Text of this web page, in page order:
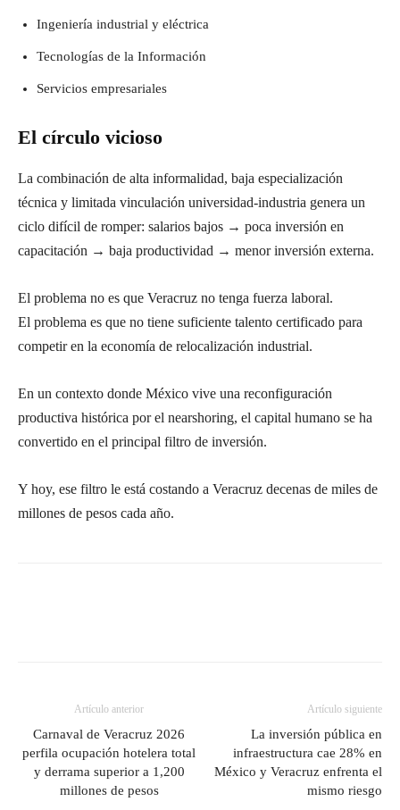
Ingeniería industrial y eléctrica
Tecnologías de la Información
Servicios empresariales
El círculo vicioso
La combinación de alta informalidad, baja especialización
técnica y limitada vinculación universidad-industria genera un
ciclo difícil de romper: salarios bajos → poca inversión en
capacitación → baja productividad → menor inversión externa.
El problema no es que Veracruz no tenga fuerza laboral.
El problema es que no tiene suficiente talento certificado para
competir en la economía de relocalización industrial.
En un contexto donde México vive una reconfiguración
productiva histórica por el nearshoring, el capital humano se ha
convertido en el principal filtro de inversión.
Y hoy, ese filtro le está costando a Veracruz decenas de miles de
millones de pesos cada año.
Artículo anterior
Carnaval de Veracruz 2026
perfila ocupación hotelera total
y derrama superior a 1,200
millones de pesos
Artículo siguiente
La inversión pública en
infraestructura cae 28% en
México y Veracruz enfrenta el
mismo riesgo